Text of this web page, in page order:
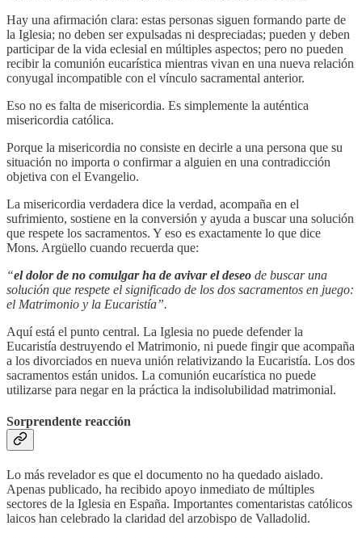
Hay una afirmación clara: estas personas siguen formando parte de
la Iglesia; no deben ser expulsadas ni despreciadas; pueden y deben
participar de la vida eclesial en múltiples aspectos; pero no pueden
recibir la comunión eucarística mientras vivan en una nueva relación
conyugal incompatible con el vínculo sacramental anterior.
Eso no es falta de misericordia. Es simplemente la auténtica
misericordia católica.
Porque la misericordia no consiste en decirle a una persona que su
situación no importa o confirmar a alguien en una contradicción
objetiva con el Evangelio.
La misericordia verdadera dice la verdad, acompaña en el
sufrimiento, sostiene en la conversión y ayuda a buscar una solución
que respete los sacramentos. Y eso es exactamente lo que dice
Mons. Argüello cuando recuerda que:
“el dolor de no comulgar ha de avivar el deseo de buscar una
solución que respete el significado de los dos sacramentos en juego:
el Matrimonio y la Eucaristía”.
Aquí está el punto central. La Iglesia no puede defender la
Eucaristía destruyendo el Matrimonio, ni puede fingir que acompaña
a los divorciados en nueva unión relativizando la Eucaristía. Los dos
sacramentos están unidos. La comunión eucarística no puede
utilizarse para negar en la práctica la indisolubilidad matrimonial.
Sorprendente reacción
Lo más revelador es que el documento no ha quedado aislado.
Apenas publicado, ha recibido apoyo inmediato de múltiples
sectores de la Iglesia en España. Importantes comentaristas católicos
laicos han celebrado la claridad del arzobispo de Valladolid.